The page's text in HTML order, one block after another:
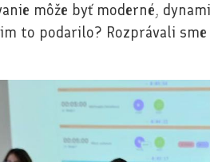
môže byť moderné,
to podarilo? Rozprávali